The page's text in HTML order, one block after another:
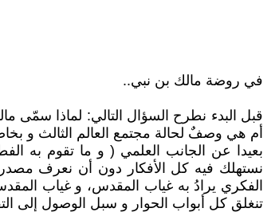
في روضة مالك بن نبي..
قبل البدء نطرح السؤال التالي: لماذا سمّى
أم هي وصفٌ لحالة مجتمع العالم الثالث و
بعيدا عن الجانب العلمي ( و ما تقوم به
نستهلك فيه كل الأفكار دون أن نعرف
الفكري يرادُ به غياب المقدس، و غياب
تنغلق كل أبواب الحوار و سبل الوصول إلى